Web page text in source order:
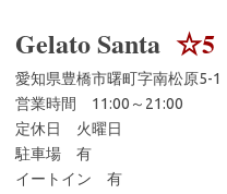
Gelato Santa ☆5
愛知県豊橋市曙町字南松原
営業時間 11:00～21:00
定休日 火曜日
駐車場 有
イートイン 有